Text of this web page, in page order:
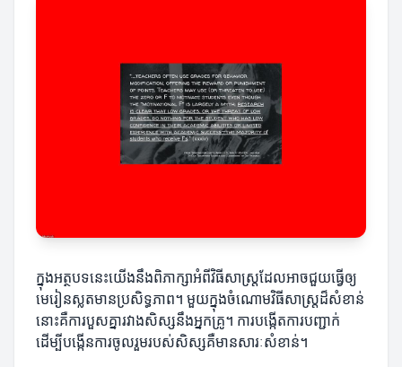
ក្នុងអត្ថបទនេះយើងនឹងពិភាក្សាអំពីវិធីសាស្ត្រដែលអាចជួយធ្វើឲ្យ
មេរៀនស្លតមានប្រសិទ្ធភាព។ មួយក្នុងចំណោមវិធីសាស្ត្រ​ដ៏សំខាន់
នោះគឺការបួសគ្នារវាងសិស្សនឹងអ្នកគ្រូ។ ការបង្កើតការបញ្ជាក់
ដើម្បីបង្កើនការចូលរួមរបស់សិស្សគឺមានសារៈសំខាន់។